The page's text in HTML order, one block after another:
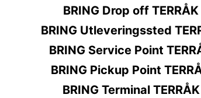
BRING Drop off TERRÅK
BRING Utleveringssted
BRING Service Point
BRING Pickup Point
BRING Terminal TERRÅK